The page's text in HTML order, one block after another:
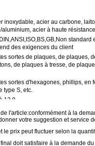
inoxydable, acier au carbone,
aluminium, acier à haute résistance
standard
des exigences du client
sortes de plaques, de plaques,
de plaques à tresse, de
sortes d'hexagones, phillips, en
type S, etc.
12.9
nickel, chrome, titane, oxyde noir,
M30
à froid, coulée sous pression,
l'article:conformément à la
votre suggestion et service
le prix peut fluctuer selon la
doit satisfaire à la demande